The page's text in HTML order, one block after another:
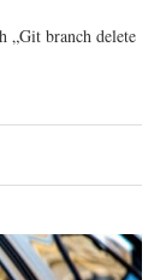
„Git branch delete